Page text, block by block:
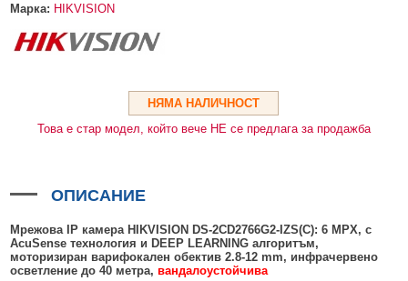
ГЪВКАВИ ГОФРИРАНИ ТРЪБИ
POE УДЪЛЖИТЕЛИ И POE СПЛИТЕРИ
МИКРОФОНИ И ГОВОРИТЕЛИ ЗА ВИДЕОНАБЛЮДЕНИЕ
ОБЕКТИВИ ЗА ОХРАНИТЕЛНИ КАМЕРИ
ПВЦ КУТИИ
МЕТАЛНИ ТАБЛА
БЕЗЖИЧНИ МИШКИ И ЕЛЕКТРИЧЕСКИ РАЗКЛОНИТЕЛИ
Марка: HIKVISION
НЯМА НАЛИЧНОСТ
Това е стар модел, който вече НЕ се предлага за продажба
ОПИСАНИЕ
Мрежова IP камера HIKVISION DS-2CD2766G2-IZS(C): 6 MPX, с
AcuSense технология и DEEP LEARNING алгоритъм,
моторизиран варифокален обектив 2.8-12 mm, инфрачервено
осветление до40 метра,вандалоустойчива